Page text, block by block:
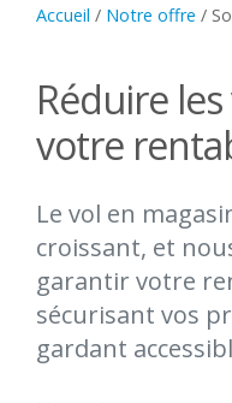
Accueil / Notre offre /
Réduire
votre
Le vol en
croissant, et
garantir votre
sécurisant vos
gardant